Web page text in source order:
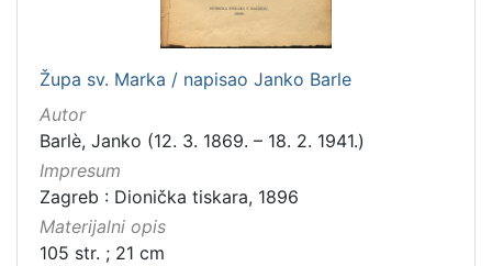
Zaprešićki autori online
Družba "Braća Hrvatskoga Zmaja"
Rječnici
Ilirci
Sport
Izdanja zagrebačkih tiskara 17. i 18. stoljeća
Župa sv. Marka / napisao Janko Barle
Autor
Barlè, Janko (12. 3. 1869. – 18. 2. 1941.)
Impresum
Zagreb : Dionička tiskara, 1896
Materijalni opis
105 str. ; 21 cm